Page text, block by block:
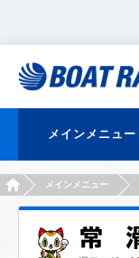
メインメニュー
HOMEメインメニュー